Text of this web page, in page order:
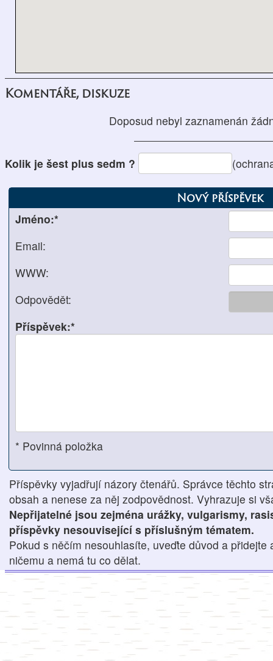
Komentáře, diskuze
Doposud nebyl zaznamenán
Kolik je šest plus sedm ?
Nový příspěvek
Jméno:*
Email:
WWW:
Odpovědět:
Příspěvek:*
* Povinná položka
Příspěvky vyjadřují názory čtenářů. Správce těchto
obsah a nenese za něj zodpovědnost. Vyhrazuje si
Nepřijatelné jsou zejména urážky, vulgarismy,
příspěvky nesouvisející s příslušným tématem.
Pokud s něčím nesouhlasíte, uveďte důvod a přidejte
ničemu a nemá tu co dělat.